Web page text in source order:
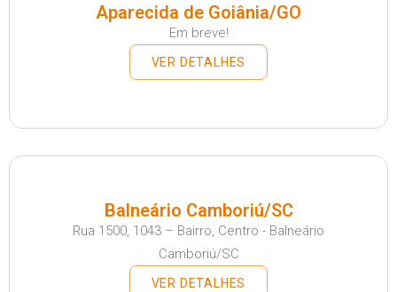
Aparecida de Goiânia/GO
Em breve!
VER DETALHES
Balneário Camboriú/SC
Rua 1500, 1043 – Bairro, Centro - Balneário
Camboriú/SC
VER DETALHES